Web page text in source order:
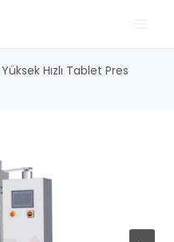
Yüksek Hızlı Tablet Pres